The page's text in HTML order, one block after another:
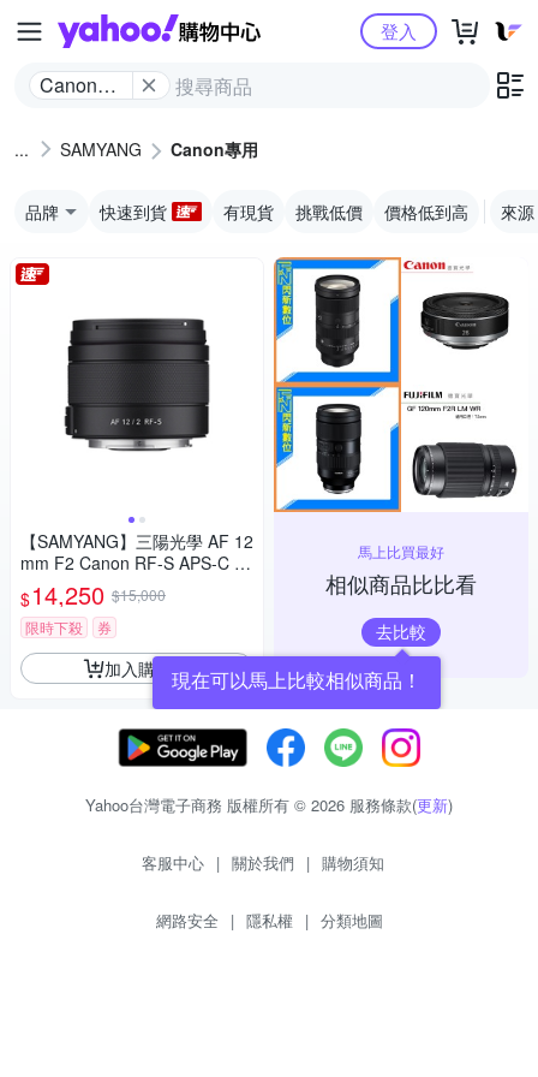
Yahoo購物中心
Canon專
登入
SAMYANG Canon專用
品牌 快速到貨 有現貨 挑戰低價 價格低到高 來源
【SAMYANG】三陽光學 AF 12
mm F2 Canon RF-S APS-C 自
動對焦鏡頭 公司貨
$14,250 $15,000
限時下殺
券
加入購物車
馬上比買最好
相似商品比比看
去比較
現在可以馬上比較相似商品！
Yahoo台灣電子商務 版權所有 © 2026 服務條款(更新)
客服中心 | 關於我們 | 購物須知
網路安全 | 隱私權 | 分類地圖